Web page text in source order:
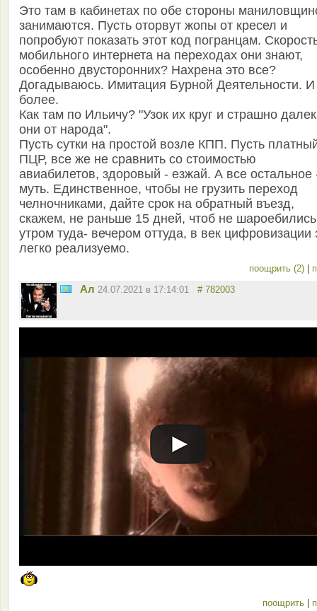
Это там в кабинетах по обе стороны
занимаются. Пусть оторвут жопы от кресел и
попробуют показать этот код погранцам.
мобильного интернета на переходах они знают,
особенно двусторонних? Нахрена это все?
Догадываюсь. Имитация Бурной Деятельности.
более.
Как там по Ильичу? "Узок их круг и страшно
они от народа".
Пусть сутки на простой возле КПП. Пусть
ПЦР, все же не сравнить со стоимостью
авиабилетов, здоровый - езжай. А все остальное
муть. Единственное, чтобы не грузить переход
челночниками, дайте срок на обратный въезд,
скажем, не раньше 15 дней, чтоб не шароебились
утром туда- вечером оттуда, в век цифровизации
легко реализуемо.
поощрить (2) |
Ал 24.07.2021 в 17:14:01 # 782003
поощрить